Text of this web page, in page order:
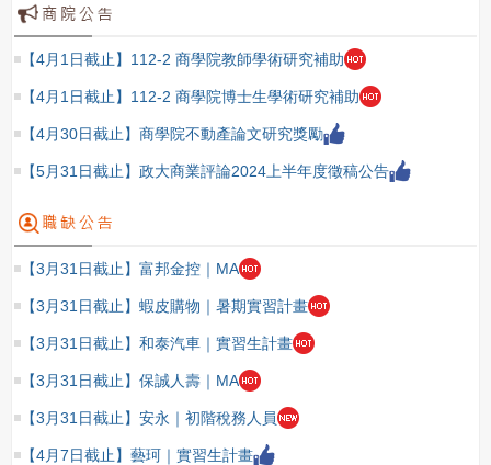
【4月1日截止】112-2 商學院教師學術研究補助
【4月1日截止】112-2 商學院博士生學術研究補助
【4月30日截止】商學院不動產論文研究獎勵
【5月31日截止】政大商業評論2024上半年度徵稿公告
【3月31日截止】富邦金控｜MA
【3月31日截止】蝦皮購物｜暑期實習計畫
【3月31日截止】和泰汽車｜實習生計畫
【3月31日截止】保誠人壽｜MA
【3月31日截止】安永｜初階稅務人員
【4月7日截止】藝珂｜實習生計畫